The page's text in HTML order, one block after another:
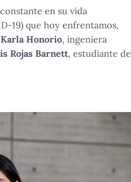
en su vida
19) que hoy enfrentamos,
Karla Honorio, ingeniera
Rojas Barnett, estudiante de